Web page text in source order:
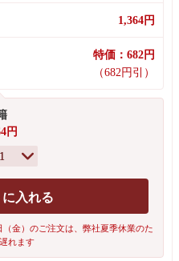
1,364円
特価：682円
（682円引）
円
に入れる
金）のご注文は、弊社夏季休業のた
れます